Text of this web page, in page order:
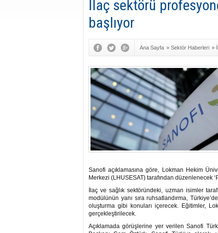
İlaç sektörü
başlıyor
Ana Sayfa » Sektör Haberleri »
Sanofi açıklamasına göre, Lokman Hekim
Merkezi (LHUSESAT) tarafından düzenlenecek
İlaç ve sağlık sektöründeki, uzman isimler
modülünün yanı sıra ruhsatlandırma,
oluşturma gibi konuları içerecek. Eğitimler,
gerçekleştirilecek.
Açıklamada görüşlerine yer verilen Sanofi